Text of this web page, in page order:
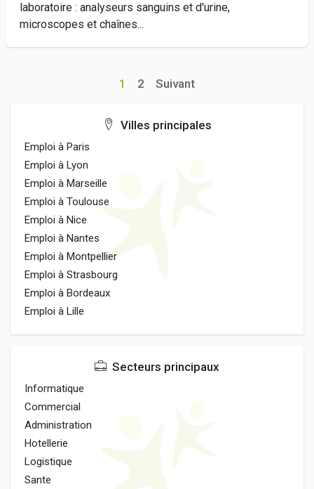
laboratoire : analyseurs sanguins et d'urine,
microscopes et chaînes...
1 2 Suivant
Villes principales
Emploi à Paris
Emploi à Lyon
Emploi à Marseille
Emploi à Toulouse
Emploi à Nice
Emploi à Nantes
Emploi à Montpellier
Emploi à Strasbourg
Emploi à Bordeaux
Emploi à Lille
Secteurs principaux
Informatique
Commercial
Administration
Hotellerie
Logistique
Sante